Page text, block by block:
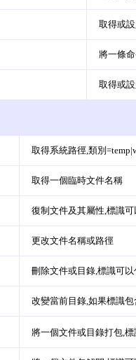
取得或
將一條
取得或
取得系統路徑,類別
取得一個臨時文件名稱
復制文件及其屬性,標識可
更改文件名稱或路徑
刪除文件或目錄,標識可以
改變當前目錄,如果標識
將一個文件或目錄打包,